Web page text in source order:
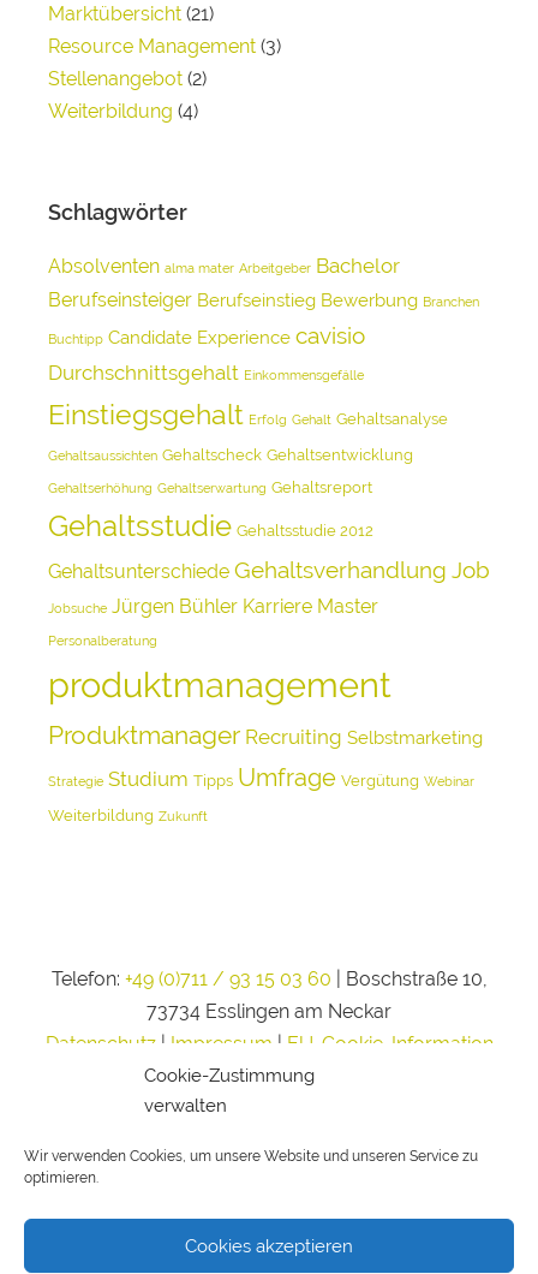
Cookie-Zustimmung
verwalten
Wir verwenden Cookies, um unsere Website und unseren Service zu
optimieren.
Cookies akzeptieren
Marktübersicht (21)
Resource Management (3)
Stellenangebot (2)
Weiterbildung (4)
Schlagwörter
Absolventen alma mater Arbeitgeber Bachelor
Berufseinsteiger Berufseinstieg Bewerbung Branchen
Buchtipp Candidate Experience cavisio
Durchschnittsgehalt Einkommensgefälle
Einstiegsgehalt Erfolg Gehalt Gehaltsanalyse
Gehaltsaussichten Gehaltscheck Gehaltsentwicklung
Gehaltserhöhung Gehaltserwartung Gehaltsreport
Gehaltsstudie Gehaltsstudie 2012
Gehaltsunterschiede Gehaltsverhandlung Job
Jobsuche Jürgen Bühler Karriere Master
Personalberatung
produktmanagement
Produktmanager Recruiting Selbstmarketing
Strategie Studium Tipps Umfrage Vergütung Webinar
Weiterbildung Zukunft
Telefon: +49 (0)711 / 93 15 03 60 | Boschstraße 10,
73734 Esslingen am Neckar
Datenschutz| Impressum | EU-Cookie-Information